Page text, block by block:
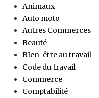
Animaux
Auto moto
Autres Commerces
Beauté
BIen-être au travail
Code du travail
Commerce
Comptabilité